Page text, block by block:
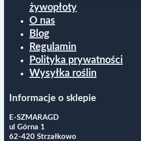
żywopłoty
O nas
Blog
Regulamin
Polityka prywatności
Wysyłka roślin
Informacje o sklepie
E-SZMARAGD
ul Górna 1
62-420 Strzałkowo